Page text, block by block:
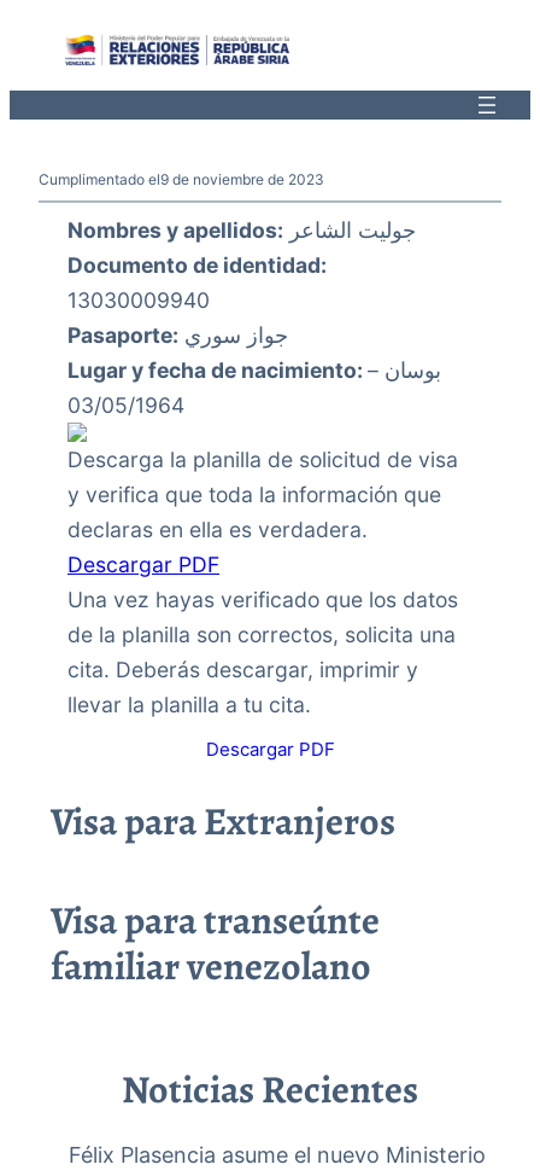
Cumplimentado el9 de noviembre de 2023
Nombres y apellidos: جوليت الشاعر
Documento de identidad:
13030009940
Pasaporte: جواز سوري
Lugar y fecha de nacimiento: بوسان –
03/05/1964
Descarga la planilla de solicitud de visa
y verifica que toda la información que
declaras en ella es verdadera.
Descargar PDF
Una vez hayas verificado que los datos
de la planilla son correctos, solicita una
cita. Deberás descargar, imprimir y
llevar la planilla a tu cita.
Descargar PDF
Visa para Extranjeros
Visa para transeúnte
familiar venezolano
Noticias Recientes
Félix Plasencia asume el nuevo Ministerio